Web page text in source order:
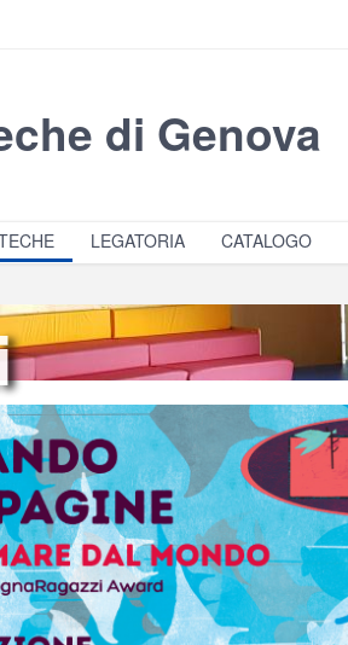
di Genova
LEGATORIA CATALOGO